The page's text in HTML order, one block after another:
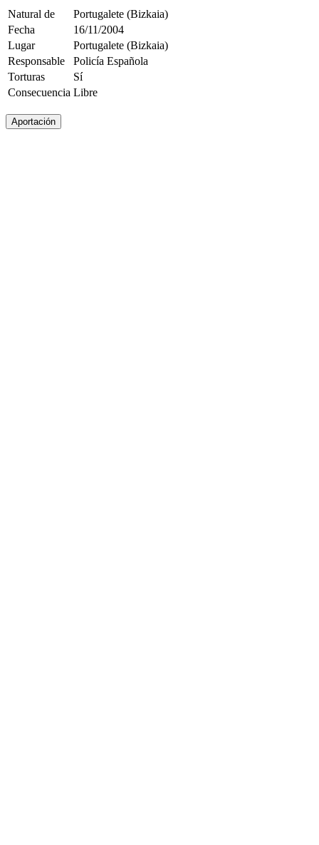
Natural de
Portugalete (Bizkaia)
Fecha
16/11/2004
Lugar
Portugalete (Bizkaia)
Responsable
Policía Española
Torturas
Sí
Consecuencia Libre